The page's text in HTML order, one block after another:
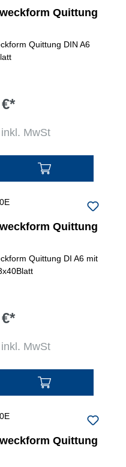
Quittung
Quittung DIN A6
MwSt
Quittung
Quittung DI A6 mit
MwSt
Quittung